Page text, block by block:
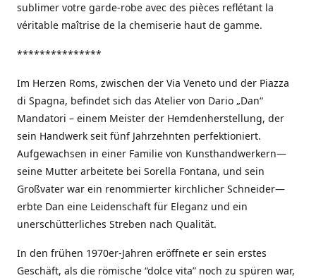
sublimer votre garde-robe avec des pièces reflétant la
véritable maîtrise de la chemiserie haut de gamme.
***************
Im Herzen Roms, zwischen der Via Veneto und der Piazza
di Spagna, befindet sich das Atelier von Dario „Dan“
Mandatori – einem Meister der Hemdenherstellung, der
sein Handwerk seit fünf Jahrzehnten perfektioniert.
Aufgewachsen in einer Familie von Kunsthandwerkern—
seine Mutter arbeitete bei Sorella Fontana, und sein
Großvater war ein renommierter kirchlicher Schneider—
erbte Dan eine Leidenschaft für Eleganz und ein
unerschütterliches Streben nach Qualität.
In den frühen 1970er-Jahren eröffnete er sein erstes
Geschäft, als die römische “dolce vita” noch zu spüren war,